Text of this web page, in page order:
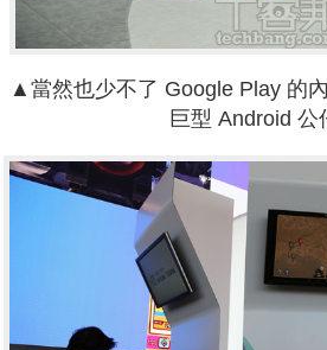
▲當然也少不了 Google Play 的
巨型 Android 公